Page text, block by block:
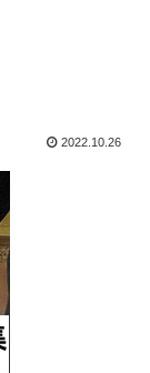
2022.10.26